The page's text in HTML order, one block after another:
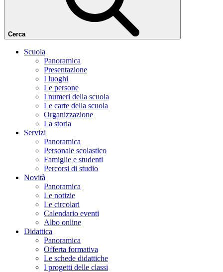
Cerca
Scuola
Panoramica
Presentazione
I luoghi
Le persone
I numeri della scuola
Le carte della scuola
Organizzazione
La storia
Servizi
Panoramica
Personale scolastico
Famiglie e studenti
Percorsi di studio
Novità
Panoramica
Le notizie
Le circolari
Calendario eventi
Albo online
Didattica
Panoramica
Offerta formativa
Le schede didattiche
I progetti delle classi